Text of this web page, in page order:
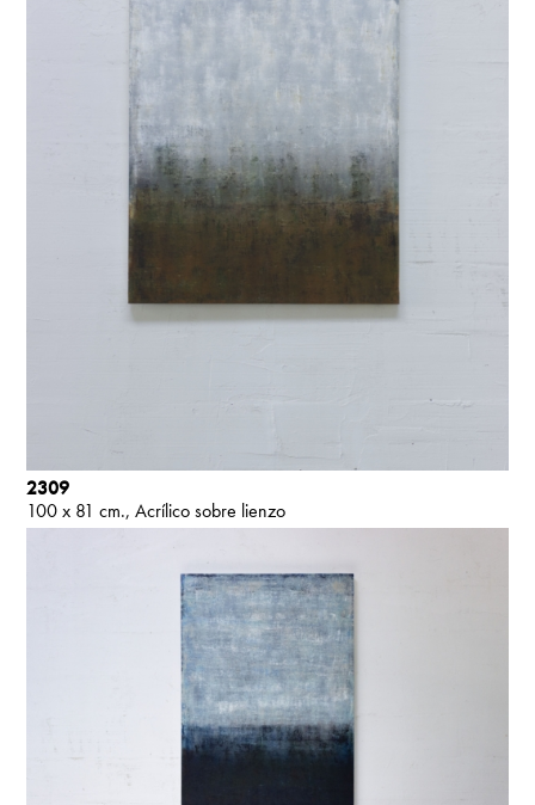
2309
100 x 81 cm. Acrílico sobre lienzo